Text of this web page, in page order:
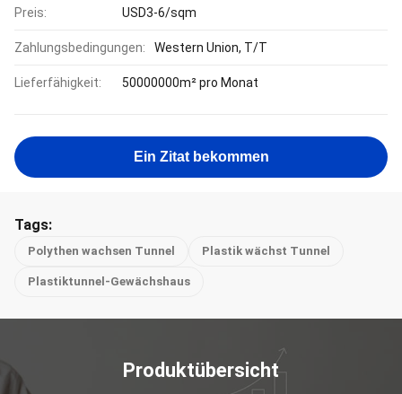
Preis: USD3-6/sqm
Zahlungsbedingungen: Western Union, T/T
Lieferfähigkeit: 50000000m² pro Monat
Ein Zitat bekommen
Tags:
Polythen wachsen Tunnel Plastik wächst Tunnel
Plastiktunnel-Gewächshaus
Produktübersicht